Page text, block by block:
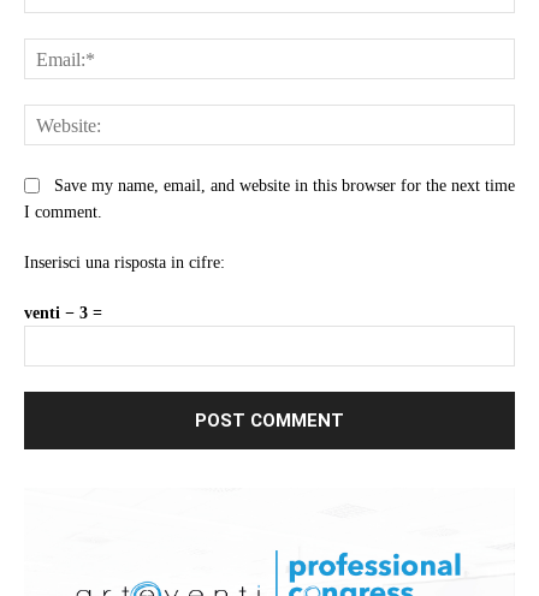
Save my name, email, and website in this browser for the next time
I comment.
Inserisci una risposta in cifre:
venti − 3 =